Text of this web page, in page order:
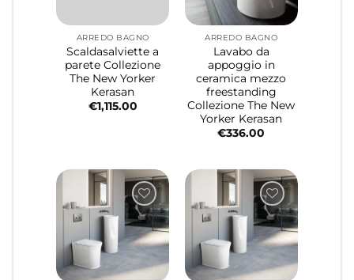
ARREDO BAGNO
Scaldasalviette a
parete Collezione
The New Yorker
Kerasan
€1,115.00
ARREDO BAGNO
Lavabo da
appoggio in
ceramica mezzo
freestanding
Collezione The New
Yorker Kerasan
€336.00